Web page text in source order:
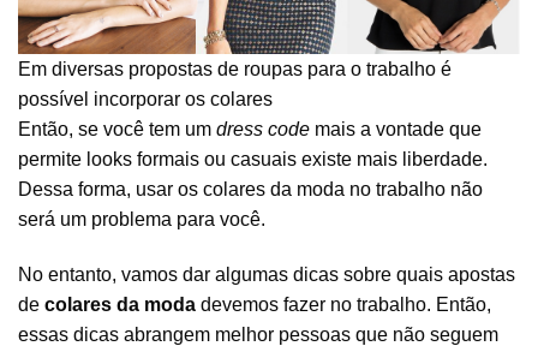
Em diversas propostas de roupas para o trabalho é
possível incorporar os colares
Então, se você tem um dress code mais a vontade que
permite looks formais ou casuais existe mais liberdade.
Dessa forma, usar os colares da moda no trabalho não
será um problema para você.
No entanto, vamos dar algumas dicas sobre quais apostas
de colares da moda devemos fazer no trabalho. Então,
essas dicas abrangem melhor pessoas que não seguem